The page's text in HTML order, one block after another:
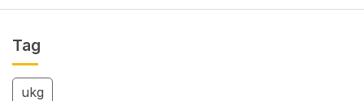
Tag
ukg